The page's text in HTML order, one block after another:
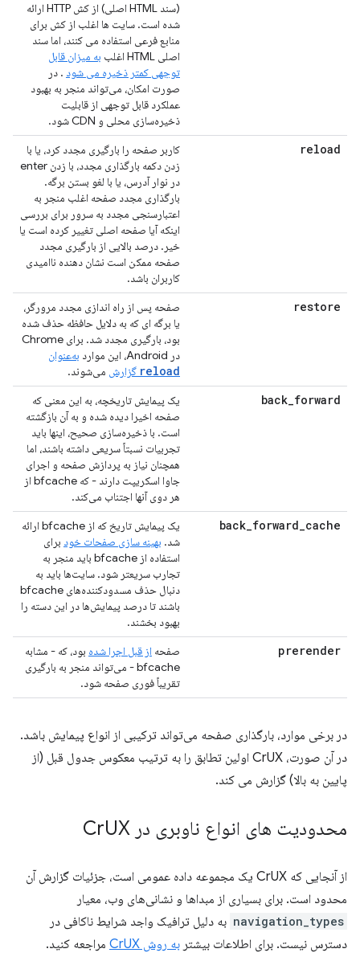
(سند HTML اصلی) از کش HTTP ارائه
شده است. سایت ها اغلب از کش برای
منابع فرعی استفاده می کنند، اما سند
اصلی HTML اغلب
به میزان قابل
توجهی کمتر ذخیره می شود . در
صورت امکان، می‌تواند منجر به بهبود
عملکرد قابل توجهی از قابلیت
ذخیره‌سازی محلی و CDN شود.
reload
کاربر صفحه را بارگیری مجدد کرد، یا با
زدن دکمه بارگذاری مجدد، با زدن enter
در نوار آدرس، یا با لغو بستن برگه.
بارگذاری مجدد صفحه اغلب منجر به
اعتبارسنجی مجدد به سرور برای بررسی
اینکه آیا صفحه اصلی تغییر کرده است یا
خیر. درصد بالایی از بارگیری مجدد
صفحه ممکن است نشان دهنده ناامیدی
کاربران باشد.
restore
صفحه پس از راه اندازی مجدد مرورگر،
یا برگه ای که به دلایل حافظه حذف شده
بود، بارگیری مجدد شد. برای Chrome
در Android، این موارد
به‌عنوان
reload گزارش می‌شوند.
back_forward
یک پیمایش تاریخچه، به این معنی که
صفحه اخیرا دیده شده و به آن بازگشته
است. با ذخیره‌سازی صحیح، اینها باید
تجربیات نسبتاً سریعی داشته باشند، اما
همچنان نیاز به پردازش صفحه و اجرای
جاوا اسکریپت دارند - که bfcache از
هر دوی آنها اجتناب می‌کند.
back_forward_cache
یک پیمایش تاریخ که از bfcache ارائه
شد. بهینه سازی صفحات خود برای
استفاده از bfcache باید منجر به
تجارب سریعتر شود. سایت‌ها باید به
دنبال حذف مسدودکننده‌های bfcache
باشند تا درصد پیمایش‌ها در این دسته را
بهبود بخشند.
prerender صفحه از قبل اجرا شده بود، که - مشابه
bfcache - می‌تواند منجر به بارگیری
تقریباً فوری صفحه شود.
در برخی موارد، بارگذاری صفحه می‌تواند ترکیبی از انواع پیمایش باشد.
در آن صورت، CrUX اولین تطابق را به ترتیب معکوس جدول قبل (از
پایین به بالا) گزارش می کند.
محدودیت های انواع ناوبری در Cr UX
از آنجایی که CrUX یک مجموعه داده عمومی است، جزئیات گزارش آن
محدود است. برای بسیاری از مبداها و نشانی‌های وب، معیار
navigation_types به دلیل ترافیک واجد شرایط ناکافی در
دسترس نیست. برای اطلاعات بیشتر به روش CrUX مراجعه کنید.